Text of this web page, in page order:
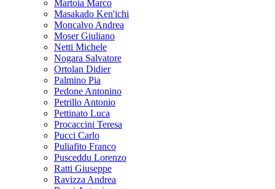
Martoia Marco
Masakado Ken'ichi
Moncalvo Andrea
Moser Giuliano
Netti Michele
Nogara Salvatore
Ortolan Didier
Palmino Pia
Pedone Antonino
Petrillo Antonio
Pettinato Luca
Procaccini Teresa
Pucci Carlo
Puliafito Franco
Pusceddu Lorenzo
Ratti Giuseppe
Ravizza Andrea